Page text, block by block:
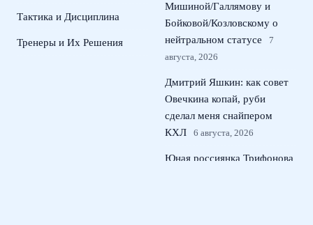
Тактика и Дисциплина
Тренеры и Их Решения
Мишиной/Галлямову и
Бойковой/Козловскому о
нейтральном статусе
7
августа, 2026
Дмитрий Яшкин: как совет
Овечкина копай, руби
сделал меня снайпером
КХЛ
6 августа, 2026
Юная россиянка Трифонова